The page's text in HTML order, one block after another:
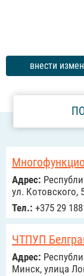
внести
Адрес:
ул. Котовского,
Тел.: +375 29
ЧТПУП
Адрес:
Минск, улица